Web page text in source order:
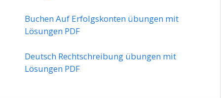
Buchen Auf Erfolgskonten übungen mit
Lösungen PDF
Deutsch Rechtschreibung übungen mit
Lösungen PDF